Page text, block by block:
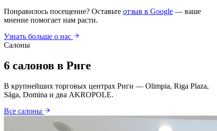
Понравилось посещение? Оставьте отзыв в Google — ваше
мнение помогает нам расти.
Узнать больше о нас
Салоны
6 салонов в Риге
В крупнейших торговых центрах Риги — Olimpia, Riga Plaza,
Sāga, Domina и два AKROPOLE.
Все салоны